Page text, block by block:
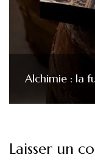
Alchimie : la
Laisser un